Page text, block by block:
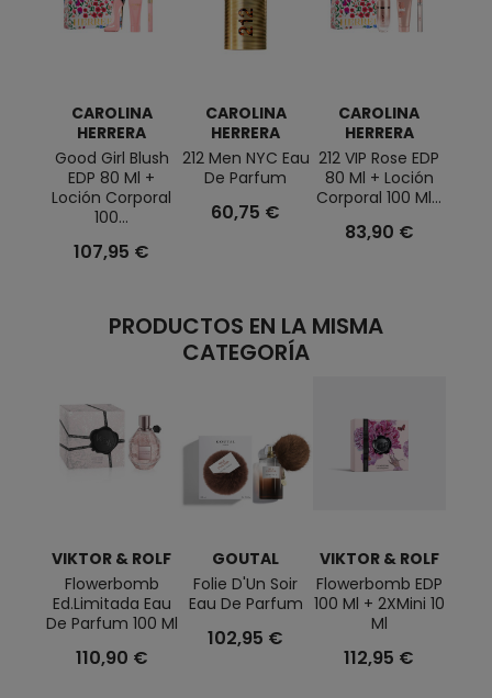
CAROLINA
HERRERA
Good Girl Blush
EDP 80 Ml +
Loción Corporal
100...
107,95 €
CAROLINA
HERRERA
212 Men NYC Eau
De Parfum
60,75 €
CAROLINA
HERRERA
212 VIP Rose EDP
80 Ml + Loción
Corporal 100 Ml...
83,90 €
PRODUCTOS EN LA MISMA
CATEGORÍA
VIKTOR & ROLF
Flowerbomb
Ed.Limitada Eau
De Parfum 100 Ml
110,90 €
GOUTAL
Folie D'Un Soir
Eau De Parfum
102,95 €
VIKTOR & ROLF
Flowerbomb EDP
100 Ml + 2XMini 10
Ml
112,95 €